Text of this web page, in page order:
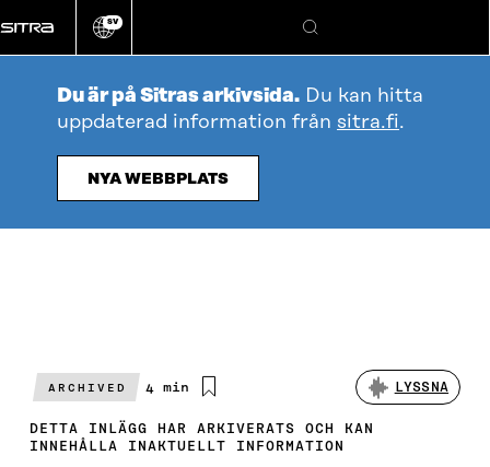
direkt
till
Ändra
språk
SV
Sök
Du är på Sitras arkivsida. Du kan hitta
uppdaterad information från sitra.fi.
NYA WEBBPLATS
ARCHIVED
Beräknad
4 min LYSSNA
DETTA INLÄGG HAR ARKIVERATS OCH KAN
INNEHÅLLA INAKTUELLT INFORMATION